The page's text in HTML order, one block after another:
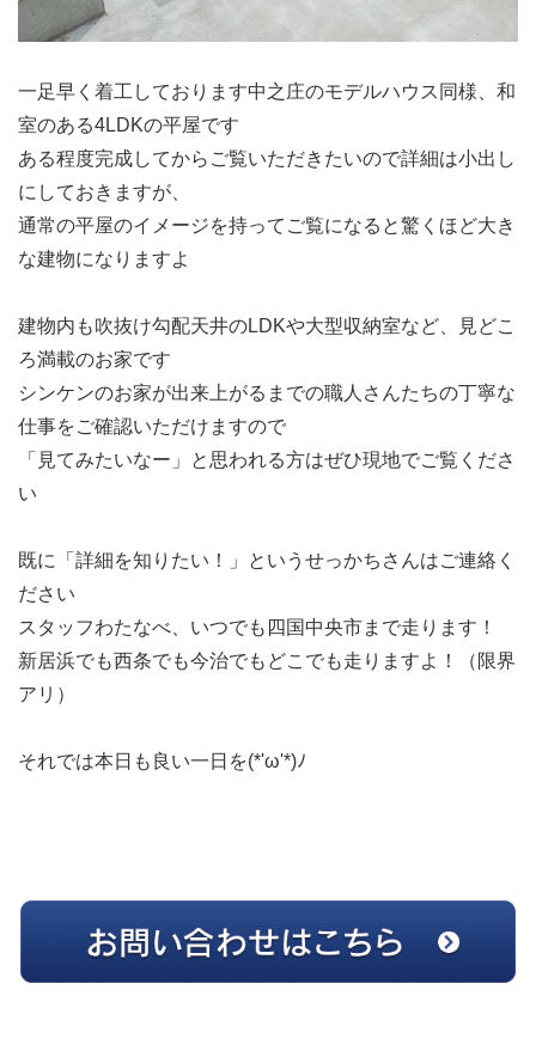
一足早く着工しております中之庄のモデルハウス同様、和
室のある4LDKの平屋です
ある程度完成してからご覧いただきたいので詳細は小出し
にしておきますが、
通常の平屋のイメージを持ってご覧になると驚くほど大き
な建物になりますよ
建物内も吹抜け勾配天井のLDKや大型収納室など、見どこ
ろ満載のお家です
シンケンのお家が出来上がるまでの職人さんたちの丁寧な
仕事をご確認いただけますので
「見てみたいなー」と思われる方はぜひ現地でご覧くださ
い
既に「詳細を知りたい！」というせっかちさんはご連絡く
ださい
スタッフわたなべ、いつでも四国中央市まで走ります！
新居浜でも西条でも今治でもどこでも走りますよ！（限界
アリ）
それでは本日も良い一日を(*'ω'*)ﾉ